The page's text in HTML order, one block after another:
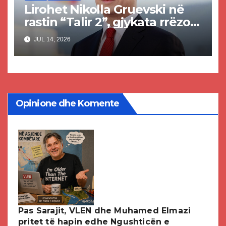
Lirohet Nikolla Gruevski në
rastin “Talir 2”, gjykata rrëzon
akuzat për ndërtimin e
paligjshëm të selisë së VMRO-
DPMNE-së
JUL 14, 2026
Opinione dhe Komente
Pas Sarajit, VLEN dhe Muhamed Elmazi
pritet të hapin edhe Ngushticën e